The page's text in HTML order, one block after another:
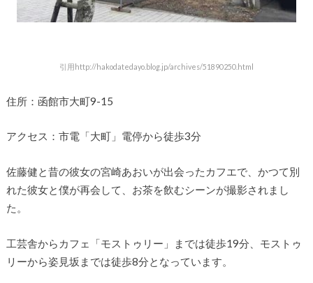
引用http://hakodatedayo.blog.jp/archives/51890250.html
住所：函館市大町9-15
アクセス：市電「大町」電停から徒歩3分
佐藤健と昔の彼女の宮崎あおいが出会ったカフエで、かつて別
れた彼女と僕が再会して、お茶を飲むシーンが撮影されまし
た。
工芸舎からカフェ「モストゥリー」までは徒歩19分、モストゥ
リーから姿見坂までは徒歩8分となっています。